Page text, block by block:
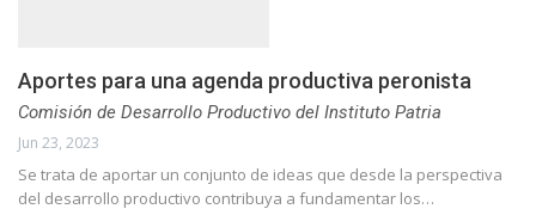
Aportes para una agenda productiva peronista
Comisión de Desarrollo Productivo del Instituto Patria
Jun 23, 2023
Se trata de aportar un conjunto de ideas que desde la perspectiva
del desarrollo productivo contribuya a fundamentar los…